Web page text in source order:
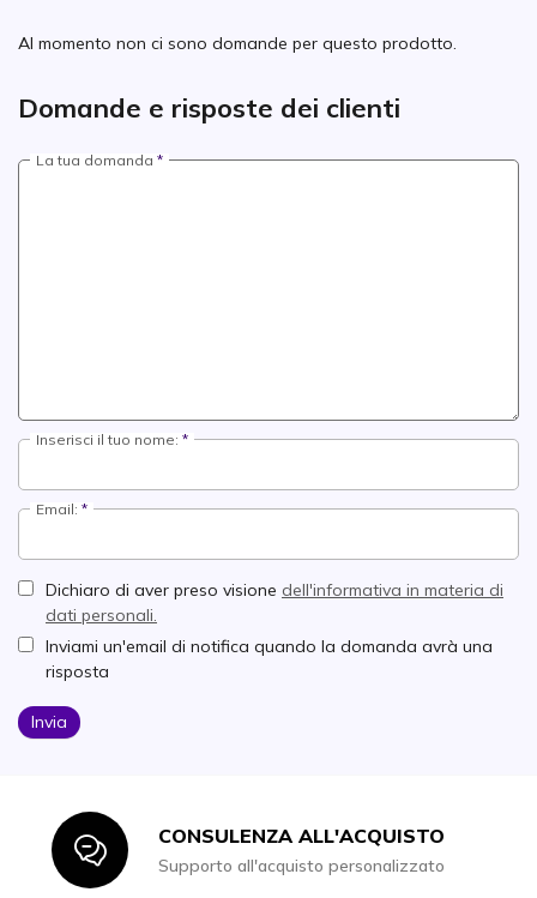
Al momento non ci sono domande per questo prodotto.
Domande e risposte dei clienti
La tua domanda
Inserisci il tuo nome:
Email:
Dichiaro di aver preso visione dell'informativa in materia di
dati personali.
Inviami un'email di notifica quando la domanda avrà una
risposta
Invia
IconCONSULENZA ALL'ACQUISTO
Supporto all'acquisto personalizzato